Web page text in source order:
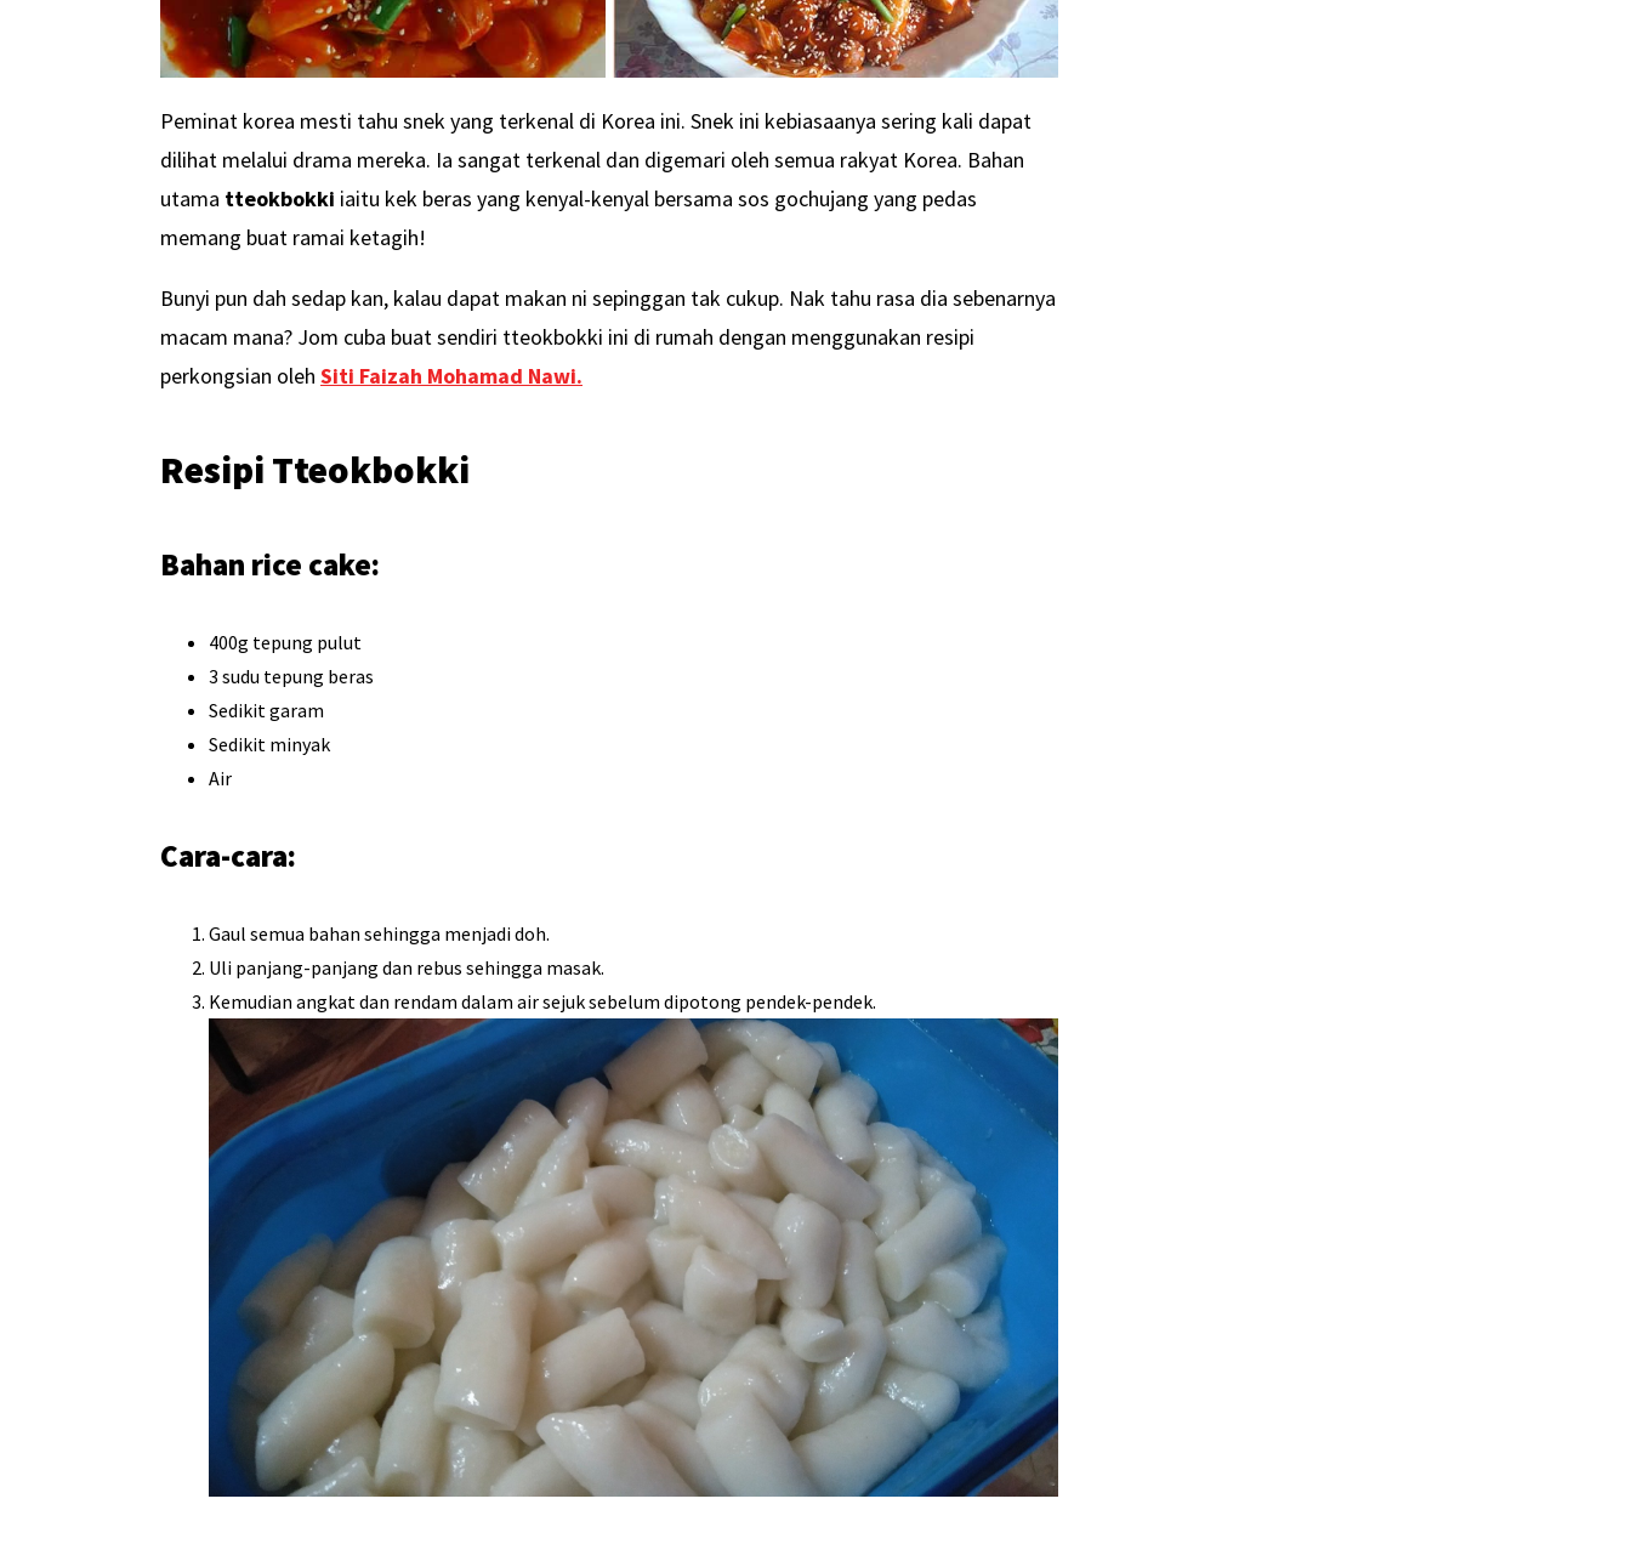
Peminat korea mesti tahu snek yang terkenal di Korea ini. Snek ini kebiasaanya sering kali dapat
dilihat melalui drama mereka. Ia sangat terkenal dan digemari oleh semua rakyat Korea. Bahan
utama tteokbokki iaitu kek beras yang kenyal-kenyal bersama sos gochujang yang pedas
memang buat ramai ketagih!
Bunyi pun dah sedap kan, kalau dapat makan ni sepinggan tak cukup. Nak tahu rasa dia sebenarnya
macam mana? Jom cuba buat sendiri tteokbokki ini di rumah dengan menggunakan resipi
perkongsian oleh Siti Faizah Mohamad Nawi.
Resipi Tteokbokki
Bahan rice cake:
400g tepung pulut
3 sudu tepung beras
Sedikit garam
Sedikit minyak
Air
Cara-cara:
Gaul semua bahan sehingga menjadi doh.
Uli panjang-panjang dan rebus sehingga masak.
Kemudian angkat dan rendam dalam air sejuk sebelum dipotong pendek-pendek.